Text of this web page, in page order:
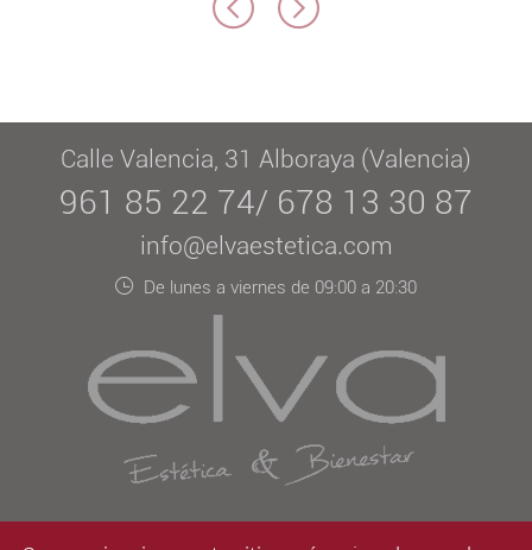
Calle Valencia, 31 Alboraya (Valencia)
961 85 22 74/ 678 13 30 87
info@elvaestetica.com
De lunes a viernes de 09:00 a 20:30